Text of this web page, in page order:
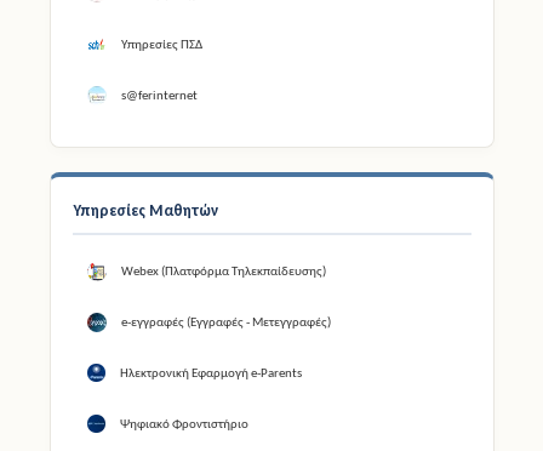
Υπηρεσίες ΠΣΔ
s@ferinternet
Υπηρεσίες Μαθητών
Webex (Πλατφόρμα Τηλεκπαίδευσης)
e-εγγραφές (Εγγραφές - Μετεγγραφές)
Ηλεκτρονική Εφαρμογή e-Parents
Ψηφιακό Φροντιστήριο